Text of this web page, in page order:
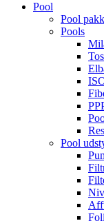
Pool
Pool
Pools
Pool